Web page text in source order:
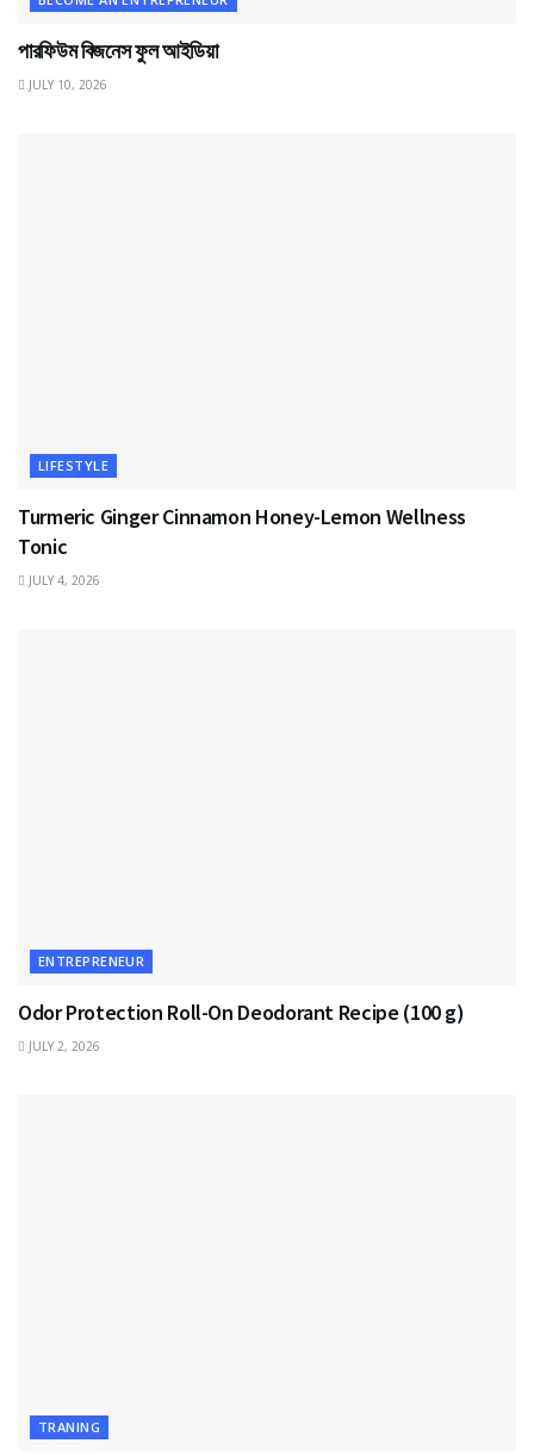
পারফিউম বিজনেস ফুল আইডিয়া
JULY 10, 2026
LIFESTYLE
Turmeric Ginger Cinnamon Honey-Lemon Wellness
Tonic
JULY 4, 2026
ENTREPRENEUR
Odor Protection Roll-On Deodorant Recipe (100 g)
JULY 2, 2026
TRANING